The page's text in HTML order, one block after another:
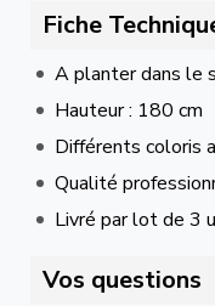
Fiche
A planter dans le
Hauteur : 180 cm
Différents coloris
Qualité
Livré par lot de 3
Vos questions